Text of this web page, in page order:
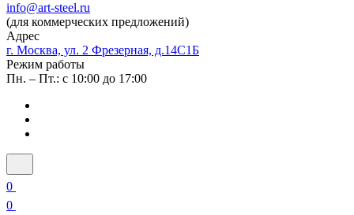
info@art-steel.ru
(для коммерческих предложений)
Адрес
г. Москва, ул. 2 Фрезерная, д.14С1Б
Режим работы
Пн. – Пт.: с 10:00 до 17:00
0
0